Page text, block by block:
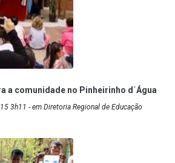
a comunidade no Pinheirinho d´Água
3h11 - em Diretoria Regional de Educação